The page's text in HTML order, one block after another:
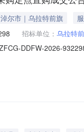
尔市｜乌拉特前旗
招标单位： 乌拉特
DDFW-2026-
位1资料印刷服务1批